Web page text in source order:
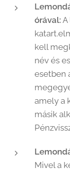
órával: A
kell
név és
esetben
amely a
másik
Mivel a